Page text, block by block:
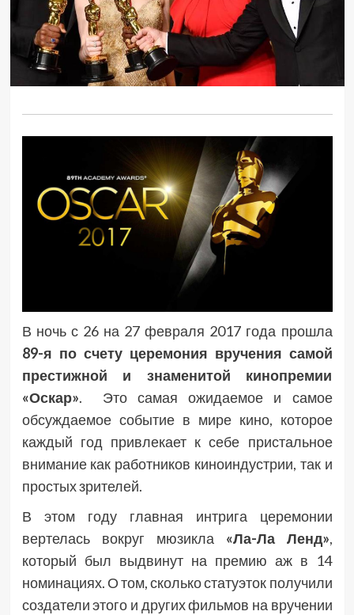
В ночь с 26 на 27 февраля 2017 года прошла
89-я по счету церемония вручения самой
престижной и знаменитой кинопремии
«Оскар». Это самая ожидаемое и самое
обсуждаемое событие в мире кино, которое
каждый год привлекает к себе пристальное
внимание как работников киноиндустрии, так и
простых зрителей.
В этом году главная интрига церемонии
вертелась вокруг мюзикла «Ла-Ла Ленд»,
который был выдвинут на премию аж в 14
номинациях. О том, сколько статуэток получили
создатели этого и других фильмов на вручении